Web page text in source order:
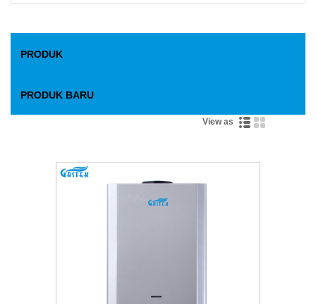
PRODUK
PRODUK BARU
View as